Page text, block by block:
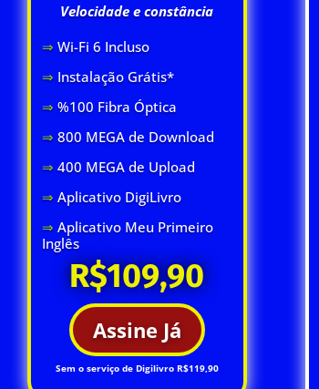
Velocidade e constância
⇒ Wi-Fi 6 Incluso
⇒ Instalação Grátis*
⇒ %100 Fibra Óptica
⇒ 800 MEGA de Download
⇒ 400 MEGA de Upload
⇒ Aplicativo DigiLivro
⇒ Aplicativo Meu Primeiro
Inglês
R$109,90
Assine Já
Sem o serviço de Digilivro R$119,90